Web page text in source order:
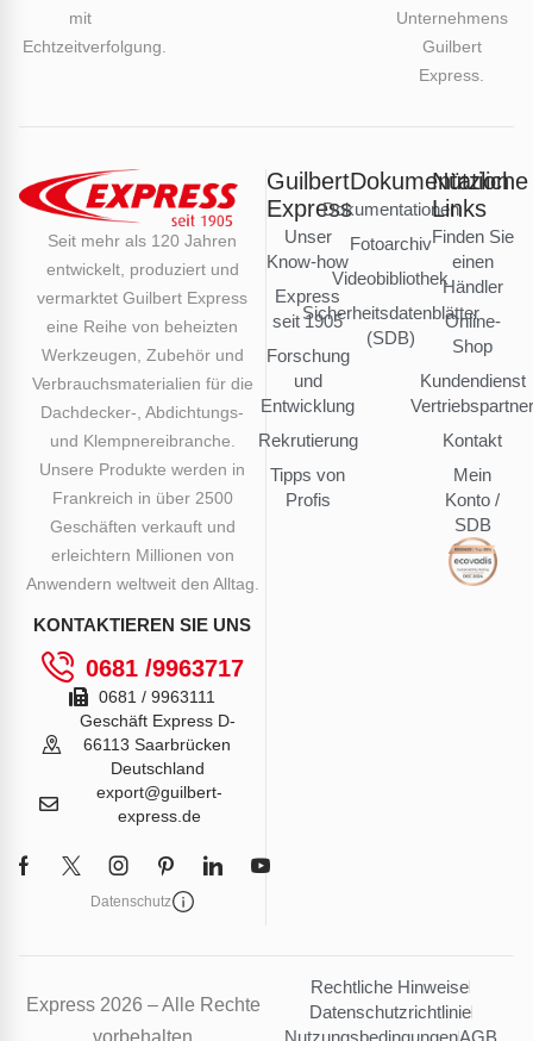
mit
Echtzeitverfolgung.
Unternehmens
Guilbert
Express.
Seit mehr als 120 Jahren
entwickelt, produziert und
vermarktet Guilbert Express
eine Reihe von beheizten
Werkzeugen, Zubehör und
Verbrauchsmaterialien für die
Dachdecker-, Abdichtungs-
und Klempnereibranche.
Unsere Produkte werden in
Frankreich in über 2500
Geschäften verkauft und
erleichtern Millionen von
Anwendern weltweit den Alltag.
KONTAKTIEREN SIE UNS
0681 /9963717
0681 / 9963111
Geschäft Express D-
66113 Saarbrücken
Deutschland
export@guilbert-
express.de
Datenschutz
Guilbert
Express
Unser
Know-how
Express
seit 1905
Forschung
und
Entwicklung
Rekrutierung
Tipps von
Profis
Dokumentation
Dokumentationen
Fotoarchiv
Videobibliothek
Sicherheitsdatenblätter
(SDB)
Nützliche
Links
Finden Sie
einen
Händler
Online-
Shop
Kundendienst
Kontakt
Mein
Konto /
SDB
Express 2026 – Alle Rechte
vorbehalten
Rechtliche Hinweise
Datenschutzrichtlinie